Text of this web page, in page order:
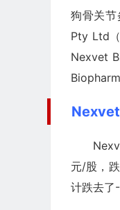
狗骨关
Pty Ltd
Nexvet
元/股，
计跌去了-